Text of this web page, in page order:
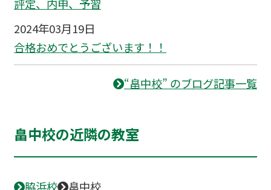
評定、内申、予習
2024年03月19日
合格おめでとうございます！！
“畠中校” のブログ記事一覧
畠中校の近隣の教室
脇浜校 畠中校